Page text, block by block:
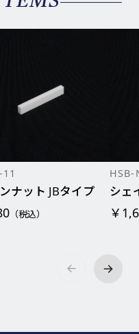
ナット JBタイプ
（税込）
シェ
￥